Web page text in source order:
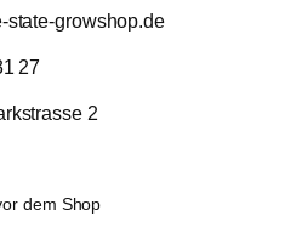
state-growshop.de
27
2
dem Shop